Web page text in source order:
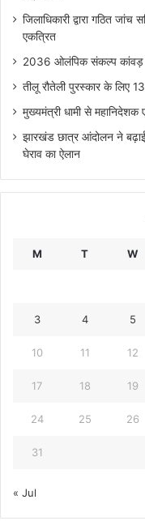
जिलाधिकारी द्वारा गठित
एकत्रित
2036 ओलंपिक संकल्प कांवड़
तीलू रौतेली पुरस्कार के लिए
मुख्यमंत्री धामी से महानिदेशक
झारखंड छात्र आंदोलन ने बढ़ाई
घेराव का ऐलान
M T W
3 4 5
10 11 12
17 18 19
24 25 26
31
« Jul